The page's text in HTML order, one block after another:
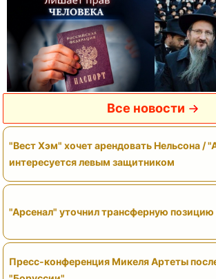
Все новости
"Вест Хэм" хочет арендовать Нельсона /
интересуется левым защитником
"Арсенал" уточнил трансферную
Пресс-конференция Микеля Артеты